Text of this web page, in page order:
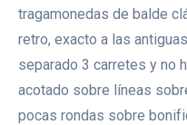
tragamonedas de balde
retro, exacto a las
separado 3 carretes y no
acotado sobre líneas
pocas rondas sobre